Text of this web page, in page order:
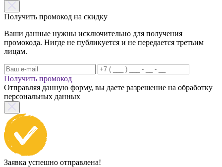
Получить промокод на скидку
Ваши данные нужны исключительно для получения
промокода. Нигде не публикуется и не передается третьим
лицам.
Получить промокод
Отправляя данную форму, вы даете разрешение на обработку
персональных данных
Заявка успешно отправлена!